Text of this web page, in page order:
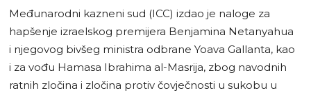
Međunarodni kazneni sud (ICC) izdao je naloge za
hapšenje izraelskog premijera Benjamina Netanyahua
i njegovog bivšeg ministra odbrane Yoava Gallanta, kao
i za vođu Hamasa Ibrahima al-Masrija, zbog navodnih
ratnih zločina i zločina protiv čovječnosti u sukobu u